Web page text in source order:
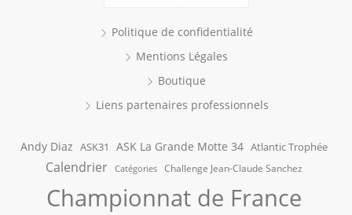
Politique de confidentialité
Mentions Légales
Boutique
Liens partenaires professionnels
Andy Diaz ASK31 ASK La Grande Motte 34 Atlantic Trophée
Calendrier Catégories Challenge Jean-Claude Sanchez
Championnat de France